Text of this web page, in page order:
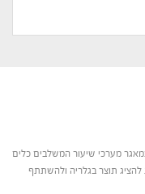
מערכי שיעור המשלבים כלים
להציג תוצר בגלריה ולהשתתף